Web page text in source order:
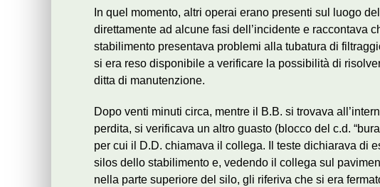
In quel momento, altri operai erano presenti sul luogo
direttamente ad alcune fasi dell’incidente e raccontava
stabilimento presentava problemi alla tubatura di
si era reso disponibile a verificare la possibilità di
ditta di manutenzione.
Dopo venti minuti circa, mentre il B.B. si trovava
perdita, si verificava un altro guasto (blocco del c.d.
per cui il D.D. chiamava il collega. Il teste dichiarava di
silos dello stabilimento e, vedendo il collega sul
nella parte superiore del silo, gli riferiva che si era